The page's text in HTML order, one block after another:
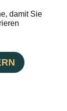
damit Sie